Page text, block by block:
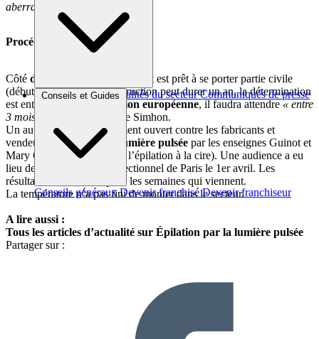
Brèves et actus Actualités du secteur Communiqués de presse
Conseils et Guides
Conseils généraux Devenir franchisé Devenir franchiseur
aberration réglementaire.
Procédures en cours
Côté dermatologues
, le syndicat est prêt à se porter partie civile
(début mai). Même si l’instruction peut durer un an, la détermination
est entière. Côté
Commission européenne, il faudra attendre« entre
3 mois et un an
selon Me Simhon.
Un autre front a été également ouvert contre les fabricants et
vendeurs demachines à lumière pulsée par les enseignes Guinot et
Mary Cohr (spécialistes de l’épilation à la cire). Une audience a eu
lieu devant le tribunal correctionnel de Paris le 1er avril. Les
résultats sont attendus pour les semaines qui viennent.
La température n’a pas fini de monter dans le secteur.
A lire aussi :
Tous les articles d’actualité sur Épilation par la lumière pulsée
Partager sur :